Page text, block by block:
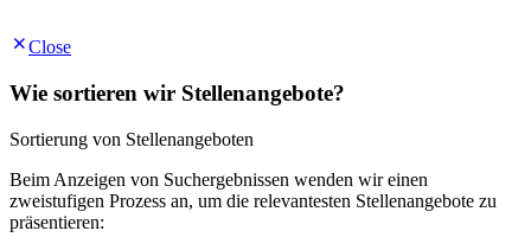
Close
Wie sortieren wir Stellenangebote?
Sortierung von Stellenangeboten
Beim Anzeigen von Suchergebnissen wenden wir einen
zweistufigen Prozess an, um die relevantesten Stellenangebote zu
präsentieren: